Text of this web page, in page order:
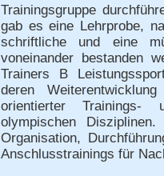
Trainingsgruppe
gab es eine Lehrprobe,
schriftliche und eine
voneinander bestanden
Trainers B
deren
orientierter Trainings-
olympischen
Organisation,
Anschlusstrainings für